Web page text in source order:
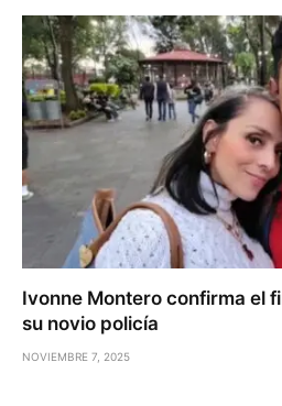
Ivonne Montero confirma el
su novio policía
NOVIEMBRE 7, 2025